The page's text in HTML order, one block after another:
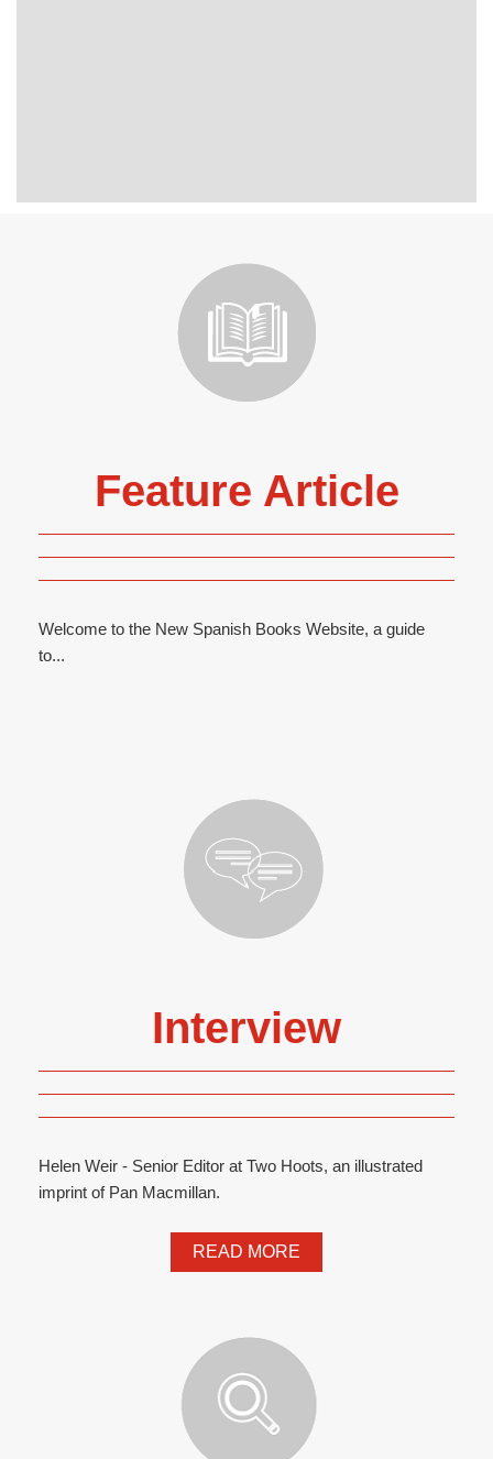
Feature Article
Welcome to the New Spanish Books Website, a guide
to...
Interview
Helen Weir - Senior Editor at Two Hoots, an illustrated
imprint of Pan Macmillan.
READ MORE